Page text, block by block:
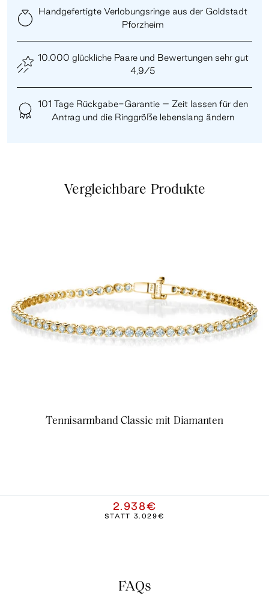
Handgefertigte Verlobungsringe aus der Goldstadt
Pforzheim
10.000 glückliche Paare und Bewertungen sehr gut
4,9/5
101 Tage Rückgabe-Garantie – Zeit lassen für den
Antrag und die Ringgröße lebenslang ändern
Vergleichbare Produkte
Tennisarmband Classic mit Diamanten
2.938€
STATT 3.029€
FAQs